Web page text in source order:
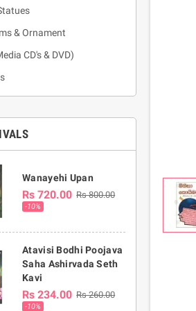
& Ornament
CD's & DVD)
Wanayehi Upan
Rs 720.00 Rs 800.00
-10%
Atavisi Bodhi Poojava
Saha Ashirvada Seth
Kavi
Rs 234.00 Rs 260.00
-10%